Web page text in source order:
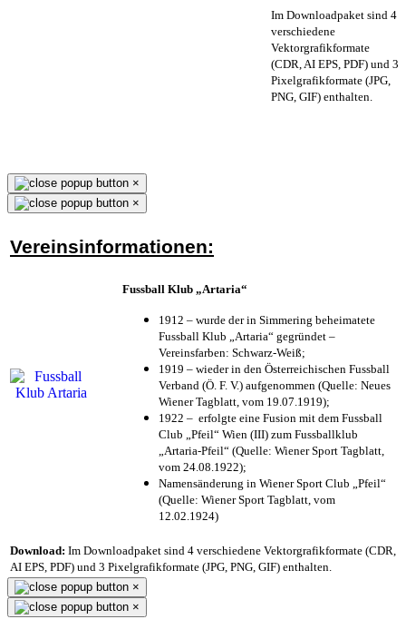
Im Downloadpaket sind 4
verschiedene
Vektorgrafikformate
(CDR, AI EPS, PDF) und 3
Pixelgrafikformate (JPG,
PNG, GIF) enthalten.
×
×
Vereinsinformationen:
Fussball Klub „Artaria“
1912 – wurde der in Simmering beheimatete
Fussball Klub „Artaria“ gegründet –
Vereinsfarben: Schwarz-Weiß;
1919 – wieder in den Österreichischen Fussball
Verband (Ö. F. V.) aufgenommen (Quelle: Neues
Wiener Tagblatt, vom 19.07.1919);
1922 – erfolgte eine Fusion mit dem Fussball
Club „Pfeil“ Wien (III) zum Fussballklub
„Artaria-Pfeil“ (Quelle: Wiener Sport Tagblatt,
vom 24.08.1922);
Namensänderung in Wiener Sport Club „Pfeil“
(Quelle: Wiener Sport Tagblatt, vom
12.02.1924)
Download: Im Downloadpaket sind 4 verschiedene Vektorgrafikformate (CDR,
AI EPS, PDF) und 3 Pixelgrafikformate (JPG, PNG, GIF) enthalten.
×
×